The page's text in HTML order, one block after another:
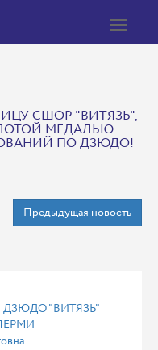
Toggle
СШОР "ВИТЯЗЬ",
МЕДАЛЬЮ
ПО ДЗЮДО!
Предыдущая новость
"ВИТЯЗЬ"